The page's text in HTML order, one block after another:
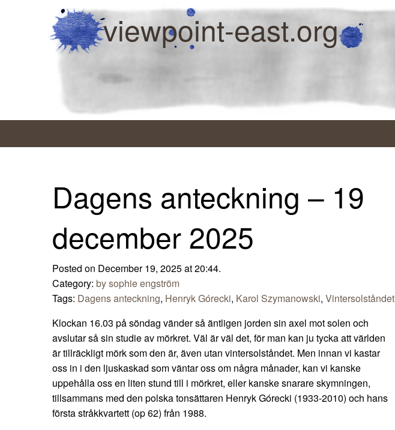
viewpoint-east.org
Dagens anteckning – 19
december 2025
Posted on December 19, 2025 at 20:44.
Category: by sophie engström
Tags: Dagens anteckning, Henryk Górecki, Karol Szymanowski, Vintersolståndet
Klockan 16.03 på söndag vänder så äntligen jorden sin axel mot solen och
avslutar så sin studie av mörkret. Väl är väl det, för man kan ju tycka att världen
är tillräckligt mörk som den är, även utan vintersolståndet. Men innan vi kastar
oss in i den ljuskaskad som väntar oss om några månader, kan vi kanske
uppehålla oss en liten stund till i mörkret, eller kanske snarare skymningen,
tillsammans med den polska tonsättaren Henryk Górecki (1933-2010) och hans
första stråkkvartett (op 62) från 1988.